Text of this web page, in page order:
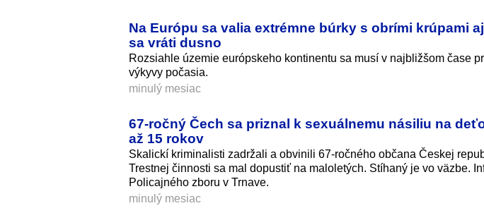
Na Európu sa valia extrémne búrky s obrími krúpami
sa vráti dusno
Rozsiahle územie európskeho kontinentu sa musí v najbližšom čase
výkyvy počasia.
minulý mesiac
67-ročný Čech sa priznal k sexuálnemu násiliu na
až 15 rokov
Skalickí kriminalisti zadržali a obvinili 67-ročného občana Českej
Trestnej činnosti sa mal dopustiť na maloletých. Stíhaný je vo väzbe.
Policajného zboru v Trnave.
minulý mesiac